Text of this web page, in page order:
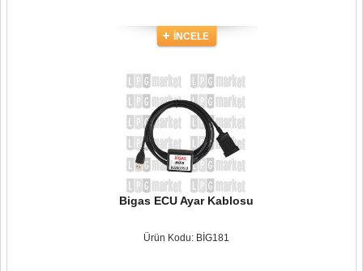
İNCELE
Bigas ECU Ayar Kablosu
Ürün Kodu: BİG181